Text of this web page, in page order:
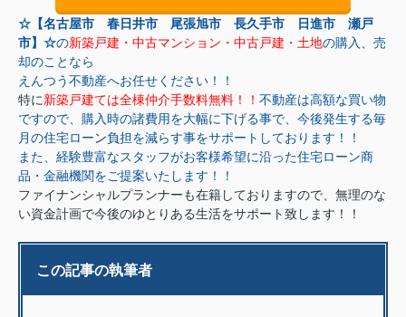
☆【名古屋市 春日井市 尾張旭市 長久手市 日進市 瀬戸
市】☆の新築戸建・中古マンション・中古戸建・土地の購入、売
却のことなら
えんつう不動産へお任せください！！
特に新築戸建ては全棟仲介手数料無料！！ 不動産は高額な買い物
ですので、購入時の諸費用を大幅に下げる事で、今後発生する毎
月の住宅ローン負担を減らす事をサポートしております！！
また、経験豊富なスタッフがお客様希望に沿った住宅ローン商
品・金融機関をご提案いたします！！
ファイナンシャルプランナーも在籍しておりますので、無理のな
い資金計画で今後のゆとりある生活をサポート致します！！
この記事の執筆者